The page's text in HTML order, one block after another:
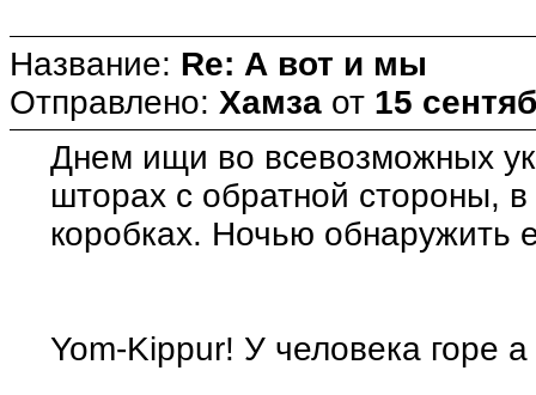
Название: Re: А вот и мы
Отправлено: Хамза от 15
Днем ищи во всевозможных
шторах с обратной стороны,
коробках. Ночью обнаружить
Yom-Kippur! У человека горе